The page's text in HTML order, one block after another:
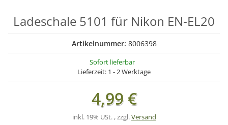
Ladeschale 5101 für Nikon EN-EL20
Artikelnummer: 8006398
Sofort lieferbar
Lieferzeit: 1 - 2 Werktage
4,99 €
inkl. 19% USt. , zzgl.Versand